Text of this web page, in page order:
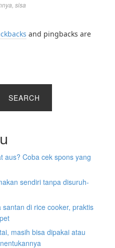
sisa
and pingbacks are
SEARCH
aus? Coba cek spons yang
sendiri tanpa disuruh-
di rice cooker, praktis
masih bisa dipakai atau